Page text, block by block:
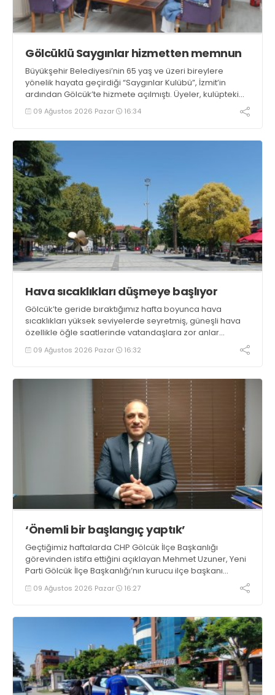
Gölcüklü Saygınlar hizmetten memnun
Büyükşehir Belediyesi’nin 65 yaş ve üzeri bireylere
yönelik hayata geçirdiği “Saygınlar Kulübü”, İzmit’in
ardından Gölcük’te hizmete açılmıştı. Üyeler, kulüpteki
hizmetlerden memnuniyetlerini ifade etti
09 Ağustos 2026 Pazar 16:34
Hava sıcaklıkları düşmeye başlıyor
Gölcük’te geride bıraktığımız hafta boyunca hava
sıcaklıkları yüksek seviyelerde seyretmiş, güneşli hava
özellikle öğle saatlerinde vatandaşlara zor anlar
yaşatmıştı. Yeni haftada sıcaklıkların bir miktar düşmesi
beklenirken parçalı bulutlu ve güneşli hava ihtimali öne
09 Ağustos 2026 Pazar 16:32
‘Önemli bir başlangıç yaptık’
Geçtiğimiz haftalarda CHP Gölcük İlçe Başkanlığı
görevinden istifa ettiğini açıklayan Mehmet Uzuner, Yeni
Parti Gölcük İlçe Başkanlığı’nın kurucu ilçe başkanı
olarak atandı. Uzuner, konuyla ilgili açıklamasında
“Önemli bir başlangıç yaptığımızı düşünüyoruz” dedi
09 Ağustos 2026 Pazar 16:27